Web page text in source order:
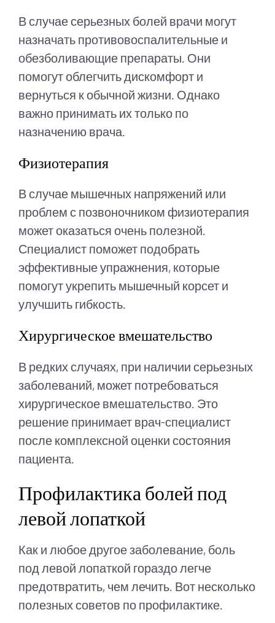
В случае серьезных болей врачи могут
назначать противовоспалительные и
обезболивающие препараты. Они
помогут облегчить дискомфорт и
вернуться к обычной жизни. Однако
важно принимать их только по
назначению врача.
Физиотерапия
В случае мышечных напряжений или
проблем с позвоночником физиотерапия
может оказаться очень полезной.
Специалист поможет подобрать
эффективные упражнения, которые
помогут укрепить мышечный корсет и
улучшить гибкость.
Хирургическое вмешательство
В редких случаях, при наличии серьезных
заболеваний, может потребоваться
хирургическое вмешательство. Это
решение принимает врач-специалист
после комплексной оценки состояния
пациента.
Профилактика болей под
левой лопаткой
Как и любое другое заболевание, боль
под левой лопаткой гораздо легче
предотвратить, чем лечить. Вот несколько
полезных советов по профилактике.